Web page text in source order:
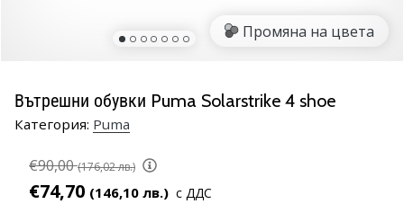
страст
като
Присъединете
се
Промяна на цвета
Вътрешни обувки Puma Solarstrike 4 shoe
Категория: Puma
€90,00 (176,02 лв.)
€74,70 (146,10 лв.) с ДДС